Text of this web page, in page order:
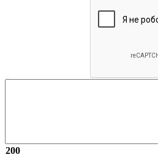
200